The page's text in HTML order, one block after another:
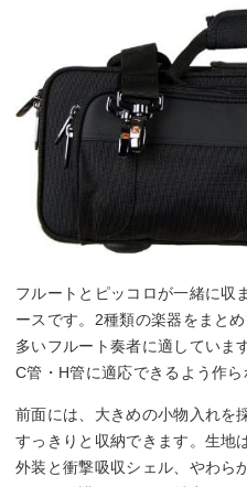
フルートとピッコロが一緒に収
ースです。2種類の楽器をまと
多いフルート奏者に適していま
C管・H管に適応できるよう作ら
前面には、大きめの小物入れを
すっきりと収納できます。生地
外装と衝撃吸収シェル、やわら